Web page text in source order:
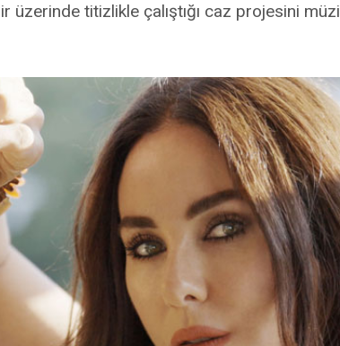
üzerinde titizlikle çalıştığı caz projesini